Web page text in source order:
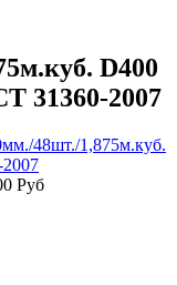
D400
31360-2007
Руб